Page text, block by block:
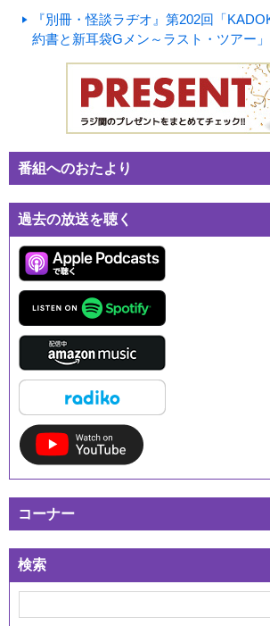
『別冊・怪談ラヂオ』第202回「
約書と新耳袋Gメン～ラスト・ツアー」
番組へのおたより
過去の放送を聴く
コーナー
検索